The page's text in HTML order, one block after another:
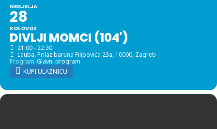
NEDJELJA
28
KOLOVOZ
DIVLJI MOMCI (104')
21:00 - 22:30
Lauba, Prilaz baruna Filipovića 23a, 10000, Zagreb
Program Glavni program
KUPI ULAZNICU